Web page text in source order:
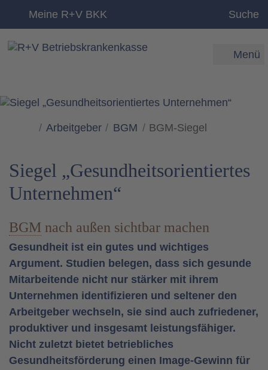
Meine R+V BKK Suche
Menü
Arbeitgeber BGM BGM-Siegel
Siegel „Gesundheitsorientiertes
Unternehmen“
BGM nach außen sichtbar machen
Gesundheit ist ein gutes und wichtiges
Argument. Studien belegen, dass sich gesunde
Mitarbeitende nicht nur stärker mit ihrem
Unternehmen identifizieren und seltener den
Arbeitgeber wechseln, sie sind auch zufriedener,
produktiver und insgesamt leistungsfähiger.
Nicht zuletzt bietet betriebliches
Gesundheitsförderung einen Image-Gewinn für